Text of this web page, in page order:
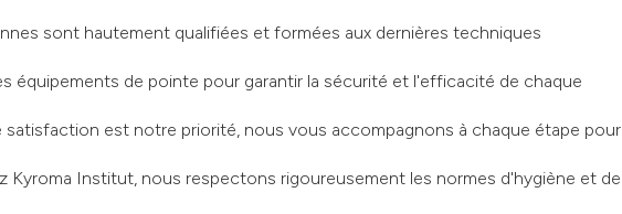
sont hautement qualifiées et formées aux dernières techniques
équipements de pointe pour garantir la sécurité et l'efficacité de chaque
satisfaction est notre priorité, nous vous accompagnons à chaque étape pour
Kyroma Institut, nous respectons rigoureusement les normes d'hygiène et de